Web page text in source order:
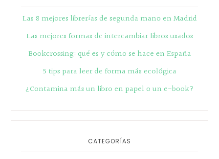
Las 8 mejores librerías de segunda mano en Madrid
Las mejores formas de intercambiar libros usados
Bookcrossing: qué es y cómo se hace en España
5 tips para leer de forma más ecológica
¿Contamina más un libro en papel o un e-book?
CATEGORÍAS